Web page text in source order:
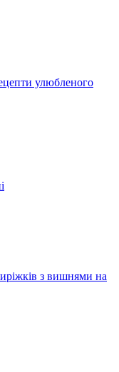
улюбленого
з вишнями на